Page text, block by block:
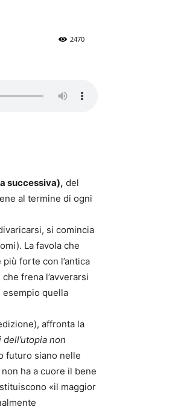
2470
successiva), del
al termine di ogni
si comincia
La favola che
forte con l’antica
che frena l’avverarsi
esempio quella
affronta la
non
futuro siano nelle
ha a cuore il bene
«il maggior